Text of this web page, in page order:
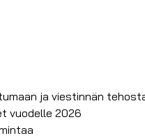
ja viestinnän
vuodelle 2026